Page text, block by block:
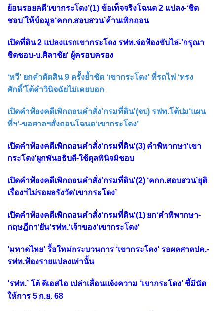
ย้อนรอยคดี‘เขากระโดง’(1) ข้อเท็จจริงโฉนด 2 แปลง-‘ชิด
ชอบ’ให้ข้อมูล‘คกก.สอบสวน’ค้านเพิกถอน
เปิดที่ดิน 2 แปลงแรกเขากระโดง รฟท.จ่อฟ้องขับไล่-'กรุณา
ชิดชอบ-บ.ศิลาชัย' ผู้ครอบครอง
‘ทวี’ ยกคำตัดสิน 9 ครั้งย้ำชัด ‘เขากระโดง’ ที่รถไฟ ‘ทรง
ศักดิ์’โต้คำวินิจฉัยไม่เคยบอก
เปิดคำฟ้องคดีเพิกถอนคำสั่ง'กรมที่ดิน'(จบ) รฟท.โต้ปม‘แผน
ที่ฯ’-ขอศาลฯสั่งถอนโฉนด‘เขากระโดง’
เปิดคำฟ้องคดีเพิกถอนคำสั่ง'กรมที่ดิน'(3) คำพิพากษา'เขา
กระโดง'ผูกพันอธิบดี-ใช้ดุลพินิจมิชอบ
เปิดคำฟ้องคดีเพิกถอนคำสั่ง'กรมที่ดิน'(2) ‘คกก.สอบสวน’ยุติ
เรื่องฯไม่รอผลรังวัด‘เขากระโดง’
เปิดคำฟ้องคดีเพิกถอนคำสั่ง'กรมที่ดิน'(1) ยก‘คำพิพากษา-
กฤษฎีกา'ยัน'รฟท.'เจ้าของ'เขากระโดง'
‘มหาดไทย’ รื้อใหม่กระบวนการ ‘เขากระโดง’ รอผลศาลปค.-
รฟท.ฟ้องรายแปลงเท่านั้น
‘รฟท.’ โต้ ดีเอสไอ เปล่าเลื่อนแจ้งความ ‘เขากระโดง’ ชี้มีนัด
ให้การ 5 ก.ย. 68